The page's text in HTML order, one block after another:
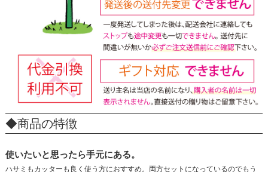
◆商品の特徴
使いたいと思ったら手元にある。
ハサミもカッターも良く使う方におすすめ。両方セットになっているのでもう